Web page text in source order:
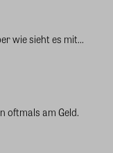
wie sieht es mit...
oftmals am Geld.